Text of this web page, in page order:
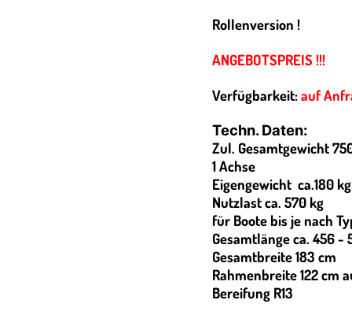
Rollenversion !
ANGEBOTSPREIS !!!
Verfügbarkeit:auf
Techn. Daten:
Zul. Gesamtgewicht
1 Achse
Eigengewicht ca.180 kg
Nutzlast ca. 570 kg
für Boote bis je nach
Gesamtlänge ca. 456 -
Gesamtbreite 183 cm
Rahmenbreite 122 cm
Bereifung R13